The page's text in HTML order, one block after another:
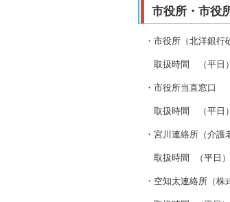
市役所・市役
・市役所（北洋銀行
取扱時間 （平日
・市役所当直窓口
取扱時間 （平日
・宮川連絡所（介護
取扱時間 （平日
・空知太連絡所（株